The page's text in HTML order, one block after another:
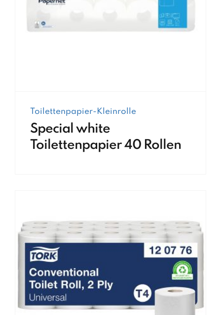
Toilettenpapier-Kleinrolle
Special white
Toilettenpapier 40 Rollen